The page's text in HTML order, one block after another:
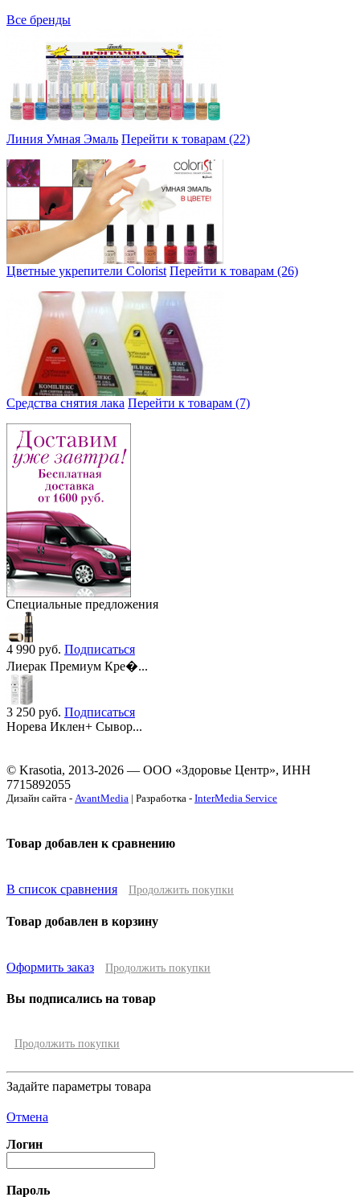
Все бренды
Линия Умная Эмаль Перейти к товарам (22)
Цветные укрепители Colorist Перейти к товарам (26)
Средства снятия лака Перейти к товарам (7)
Специальные предложения
4 990 руб. Подписаться
Лиерак Премиум Кре�...
3 250 руб. Подписаться
Норева Иклен+ Сывор...
© Krasotia, 2013-2026 — ООО «Здоровье Центр», ИНН
7715892055
Дизайн сайта - AvantMedia | Разработка - InterMedia Service
Товар добавлен к сравнению
В список сравнения Продолжить покупки
Товар добавлен в корзину
Оформить заказ Продолжить покупки
Вы подписались на товар
Продолжить покупки
Задайте параметры товара
Отмена
Логин
Пароль